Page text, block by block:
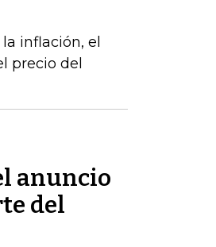
inflación, el
precio del
anuncio
del